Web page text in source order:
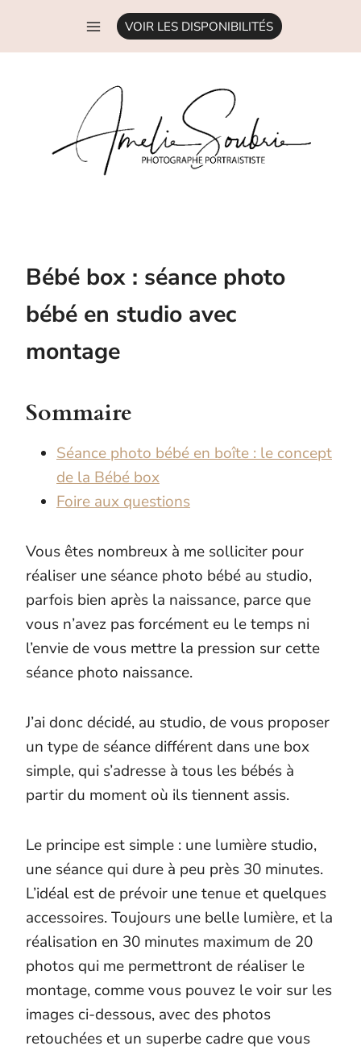
contenu
VOIR LES DISPONIBILITÉS
Bébé box : séance photo
bébé en studio avec
montage
Sommaire
Séance photo bébé en boîte : le concept
de la Bébé box
Foire aux questions
Vous êtes nombreux à me solliciter pour
réaliser une séance photo bébé au studio,
parfois bien après la naissance, parce que
vous n’avez pas forcément eu le temps ni
l’envie de vous mettre la pression sur cette
séance photo naissance.
J’ai donc décidé, au studio, de vous proposer
un type de séance différent dans une box
simple, qui s’adresse à tous les bébés à
partir du moment où ils tiennent assis.
Le principe est simple : une lumière studio,
une séance qui dure à peu près 30 minutes.
L’idéal est de prévoir une tenue et quelques
accessoires. Toujours une belle lumière, et la
réalisation en 30 minutes maximum de 20
photos qui me permettront de réaliser le
montage, comme vous pouvez le voir sur les
images ci-dessous, avec des photos
retouchées et un superbe cadre que vous